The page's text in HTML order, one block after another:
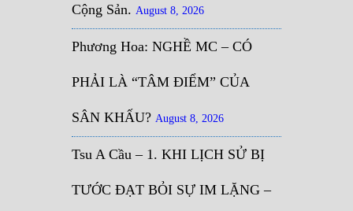
Cộng Sản. August 8, 2026
Phương Hoa: NGHỀ MC – CÓ
PHẢI LÀ “TÂM ĐIỂM” CỦA
SÂN KHẤU? August 8, 2026
Tsu A Cầu – 1. KHI LỊCH SỬ BỊ
TƯỚC ĐẠT BỎI SỰ IM LẶNG –